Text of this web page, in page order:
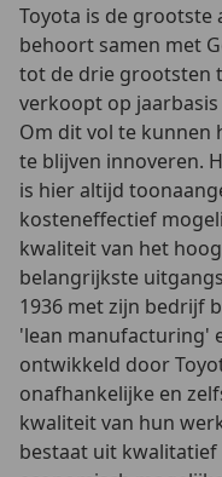
Toyota is de grootste
behoort samen met
tot de drie grootsten
verkoopt op
Om dit vol te kunnen
te blijven innoveren.
is hier altijd
kosteneffectief
kwaliteit van het
belangrijkste
1936 met zijn bedrijf
'lean manufacturing'
ontwikkeld door
onafhankelijke en
kwaliteit van hun
bestaat uit